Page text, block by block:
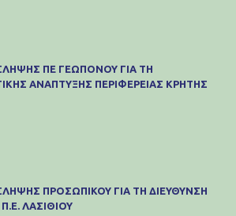
ΠΕ ΓΕΩΠΟΝΟΥ ΓΙΑ ΤΗ
ΑΝΑΠΤΥΞΗΣ ΠΕΡΙΦΕΡΕΙΑΣ ΚΡΗΤΗΣ
ΠΡΟΣΩΠΙΚΟΥ ΓΙΑ ΤΗ ΔΙΕΥΘΥΝΣΗ
ΛΑΣΙΘΙΟΥ